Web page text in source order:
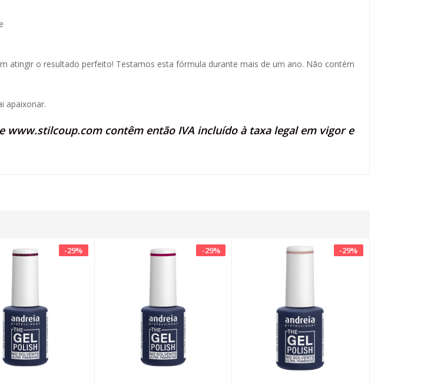
atingir o resultado perfeito! Testamos esta fórmula durante mais de um ano. Não contém
apaixonar.
www.stilcoup.comcontêm então IVA incluído à taxa legal em vigor e
-29% -29% -29%